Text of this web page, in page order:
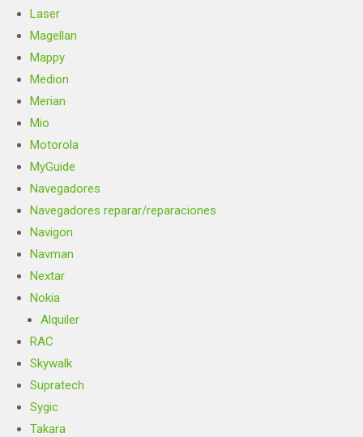
Laser
Magellan
Mappy
Medion
Merian
Mio
Motorola
MyGuide
Navegadores
Navegadores reparar/reparaciones
Navigon
Navman
Nextar
Nokia
Alquiler
RAC
Skywalk
Supratech
Sygic
Takara